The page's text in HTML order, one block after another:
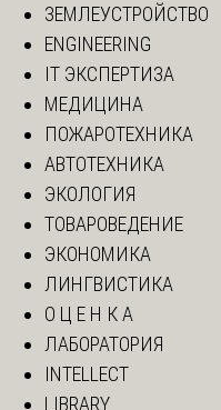
ЗЕМЛЕУСТРОЙСТВО
ENGINEERING
IT ЭКСПЕРТИЗА
МЕДИЦИНА
ПОЖАРОТЕХНИКА
АВТОТЕХНИКА
ЭКОЛОГИЯ
ТОВАРОВЕДЕНИЕ
ЭКОНОМИКА
ЛИНГВИСТИКА
О Ц Е Н К А
ЛАБОРАТОРИЯ
INTELLECT
LIBRARY